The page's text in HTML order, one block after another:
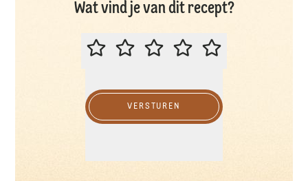
Wat vind je van dit recept?
BEOORDEEL DIT RECEPT
VERSTUREN